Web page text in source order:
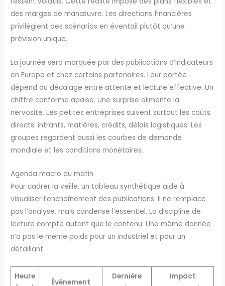
des marges de manœuvre. Les directions financières
privilégient des scénarios en éventail plutôt qu’une
prévision unique.
La journée sera marquée par des publications d’indicateurs
en Europe et chez certains partenaires. Leur portée
dépend du décalage entre attente et lecture effective. Un
chiffre conforme apaise. Une surprise alimente la
nervosité. Les petites entreprises suivent surtout les coûts
directs: intrants, matières, crédits, délais logistiques. Les
groupes regardent aussi les courbes de demande
mondiale et les conditions monétaires.
Agenda macro du matin
Pour cadrer la veille, un tableau synthétique aide à
visualiser l’enchaînement des publications. Il ne remplace
pas l’analyse, mais condense l’essentiel. La discipline de
lecture compte autant que le contenu. Une même donnée
n’a pas le même poids pour un industriel et pour un
détaillant.
Heure
Événement
Dernière
Impact